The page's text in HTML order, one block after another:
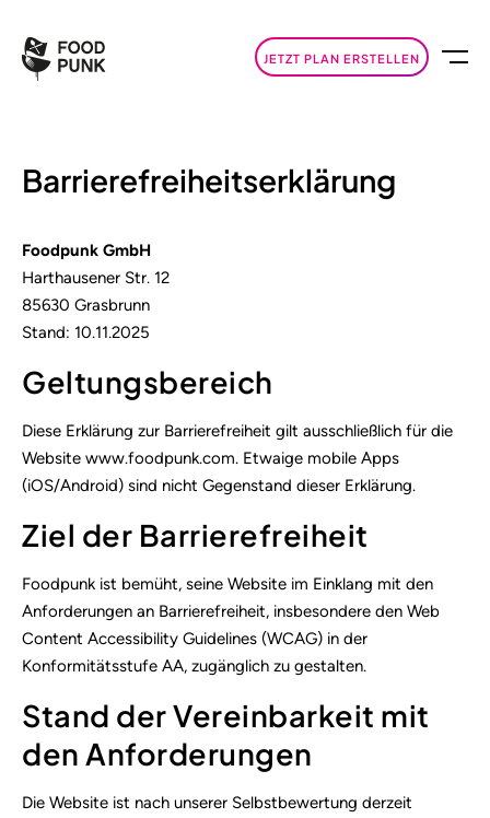
JETZT PLAN ERSTELLEN
Barrierefreiheitserklärung
Foodpunk GmbH
Harthausener Str. 12
85630 Grasbrunn
Stand: 10.11.2025
Geltungsbereich
Diese Erklärung zur Barrierefreiheit gilt ausschließlich für die
Website www.foodpunk.com. Etwaige mobile Apps
(iOS/Android) sind nicht Gegenstand dieser Erklärung.
Ziel der Barrierefreiheit
Foodpunk ist bemüht, seine Website im Einklang mit den
Anforderungen an Barrierefreiheit, insbesondere den Web
Content Accessibility Guidelines (WCAG) in der
Konformitätsstufe AA, zugänglich zu gestalten.
Stand der Vereinbarkeit mit
den Anforderungen
Die Website ist nach unserer Selbstbewertung derzeit